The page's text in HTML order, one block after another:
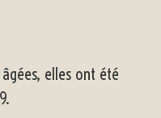
elles ont été